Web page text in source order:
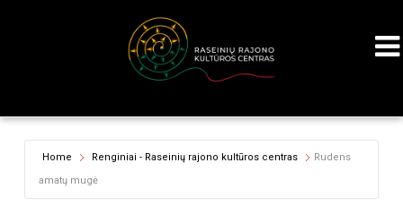
Home Renginiai - Raseinių rajono kultūros centras
Rudens
amatų mugė